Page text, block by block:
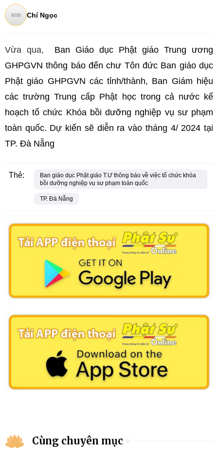
Chí Ngọc
Vừa qua, Ban Giáo dục Phật giáo Trung ương
GHPGVN thông báo đến chư Tôn đức Ban giáo dục
Phật giáo GHPGVN các tỉnh/thành, Ban Giám hiệu
các trường Trung cấp Phật học trong cả nước kế
hoạch tổ chức Khóa bồi dưỡng nghiệp vụ sư phạm
toàn quốc. Dự kiến sẽ diễn ra vào tháng 4/ 2024 tại
TP. Đà Nẵng
Thẻ:
Ban giáo dục Phật giáo T.Ư thông báo về việc tổ chức khóa
bồi dưỡng nghiệp vụ sư phạm toàn quốc
TP. Đà Nẵng
Cùng chuyên mục